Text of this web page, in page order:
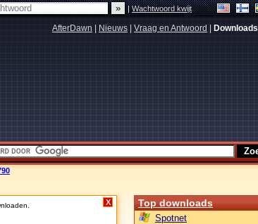
|Wachtwoord kwijt
AfterDawn Nieuws Vraag en Antwoord Downloads
X Top downloads
Spotnet